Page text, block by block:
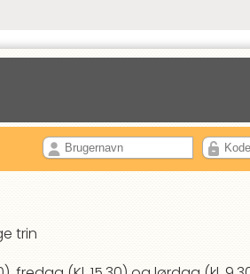
trin